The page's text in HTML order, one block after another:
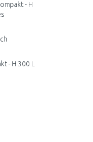
- H
- H 300 L